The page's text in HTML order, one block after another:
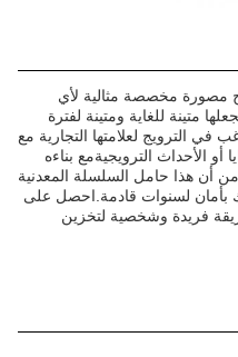
مصورة مخصصة مثالية لأي
للغاية ومتينة لفترة
الترويج لعلامتها التجارية مع
الأحداث الترويجيةمع بناءه
أن هذا حامل السلسلة المعدنية
لسنوات قادمة.احصل على
فريدة وشخصية لتخزين